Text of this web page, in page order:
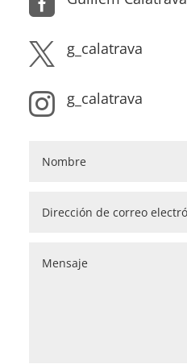
 g_calatrava
 g_calatrava